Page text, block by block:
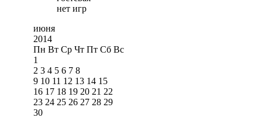
нет игр
июня
2014
Пн Вт Ср Чт Пт Сб Вс
1
2 3 4 5 6 7 8
9 10 11 12 13 14 15
16 17 18 19 20 21 22
23 24 25 26 27 28 29
30